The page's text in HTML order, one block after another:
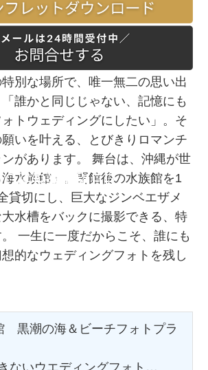
特別な場所で、唯一無二の思い出
誰かと同じじゃない、記憶にも
トウェディングにしたい」。そ
いを叶える、とびきりロマンチ
があります。 舞台は、沖縄が世
水族館」。閉館後の水族館を1
貸切にし、巨大なジンベエザメ
水槽をバックに撮影できる、特
一生に一度だからこそ、誰にも
的なウェディングフォトを残し
黒潮の海＆ビーチフォトプラ
ないウエディングフォト…